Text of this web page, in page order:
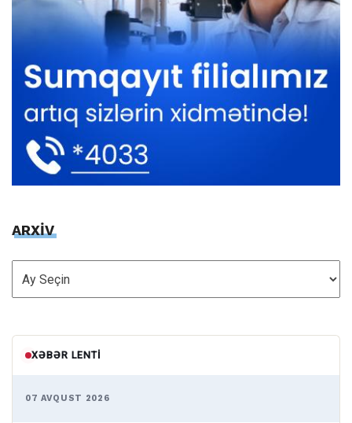
ARXİV
ARXİV
XƏBƏR LENTI
07 AVQUST 2026